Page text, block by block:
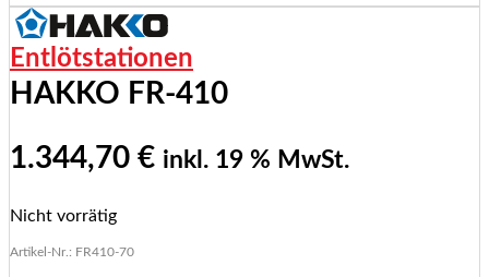
Entlötstationen
HAKKO FR-410
1.344,70 € inkl. 19 % MwSt.
Nicht vorrätig
Artikel-Nr.: FR410-70